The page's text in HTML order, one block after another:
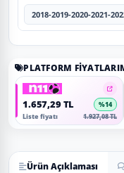
2018-2019-2020-2021-
PLATFORM
1.657,29 TL
%14
Liste fiyatı
1.927,08 TL
Ürün Açıklaması